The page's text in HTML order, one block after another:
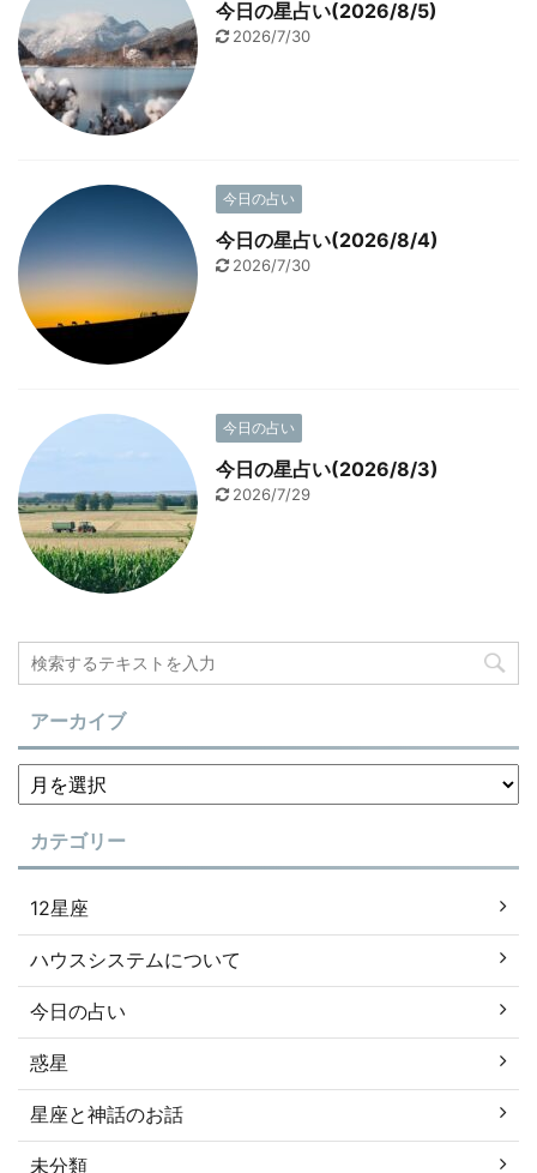
今日の星占い(2026/8/5)
2026/7/30
今日の占い
今日の星占い(2026/8/4)
2026/7/30
今日の占い
今日の星占い(2026/8/3)
2026/7/29
アーカイブ
カテゴリー
12星座
ハウスシステムについて
今日の占い
惑星
星座と神話のお話
未分類